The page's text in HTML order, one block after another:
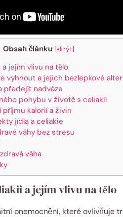
Obsah článku [skrýt]
jejím vlivu na tělo
vyhnout a jejich bezlepkové
předejít nadváze
pohybu v životě s celiakií
kalorií a živin
jídla a celiakie
váhy bez stresu
váha
a jejím vlivu na tělo
onemocnění, které ovlivňuje